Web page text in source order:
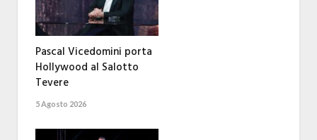
Pascal Vicedomini porta
Hollywood al Salotto
Tevere
5 Agosto 2026